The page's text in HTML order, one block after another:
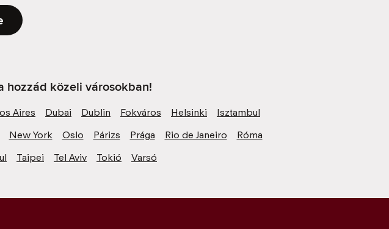
hozzád közeli városokban!
Aires Dubai Dublin Fokváros Helsinki
Isztambul
New York Oslo Párizs Prága Rio de Janeiro
Róma
Taipei Tel Aviv Tokió Varsó